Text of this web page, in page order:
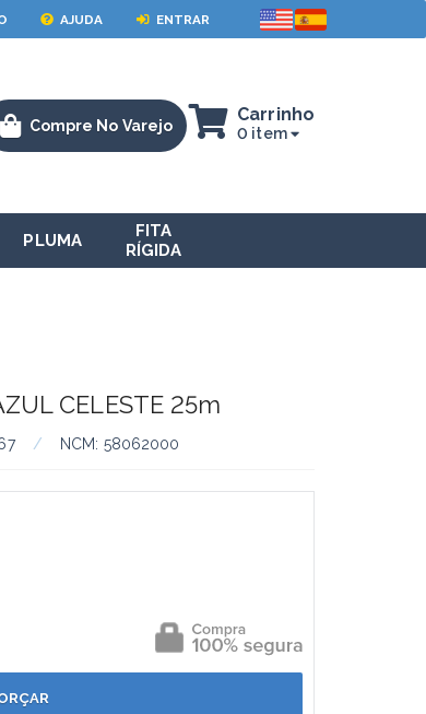
AJUDA ENTRAR
Compre No Varejo
Carrinho
0 item
PLUMA
FITA
RÍGIDA
CELESTE 25m
/ NCM: 58062000